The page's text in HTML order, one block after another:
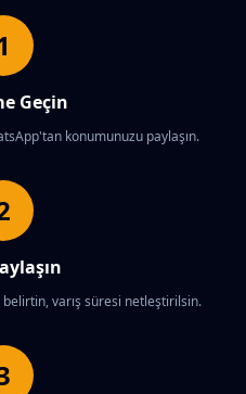
Geçin
konumunuzu paylaşın.
varış süresi netleştirilsin.